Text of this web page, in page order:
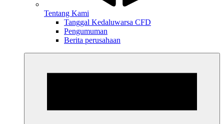
Tentang Kami
Tanggal Kedaluwarsa CFD
Pengumuman
Berita perusahaan